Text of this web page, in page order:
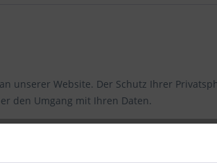
unserer Website. Der Schutz Ihrer
den Umgang mit Ihren Daten.
personenbezogener Daten